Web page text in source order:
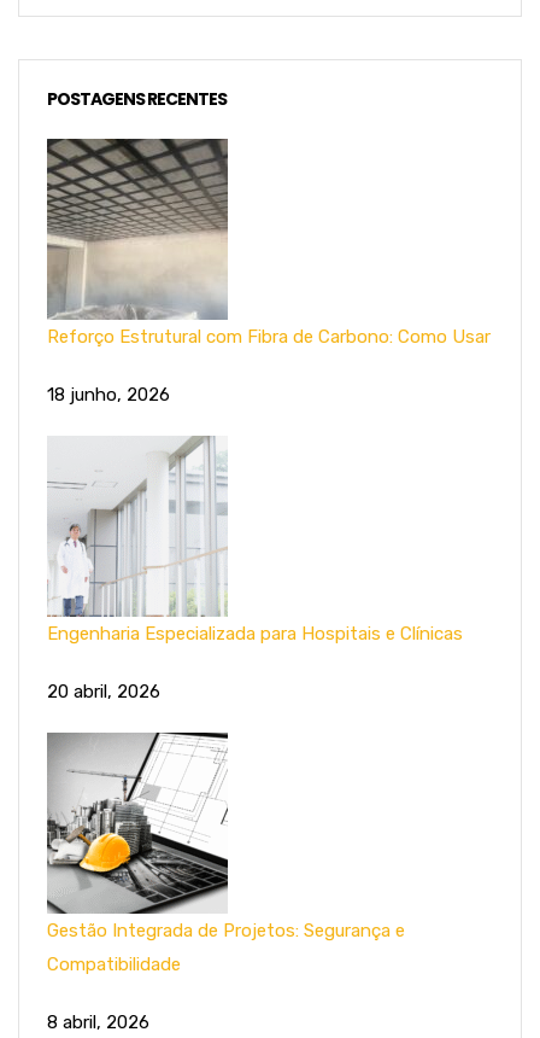
POSTAGENS RECENTES
Reforço Estrutural com Fibra de Carbono: Como Usar
18 junho, 2026
Engenharia Especializada para Hospitais e Clínicas
20 abril, 2026
Gestão Integrada de Projetos: Segurança e
Compatibilidade
8 abril, 2026